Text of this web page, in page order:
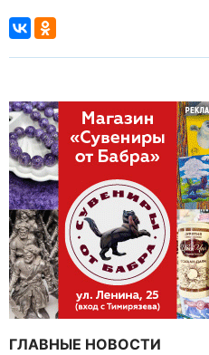
ГЛАВНЫЕ НОВОСТИ